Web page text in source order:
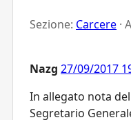
Sezione: Carcere ·
Nazg 27/09/2017
In allegato nota
Segretario